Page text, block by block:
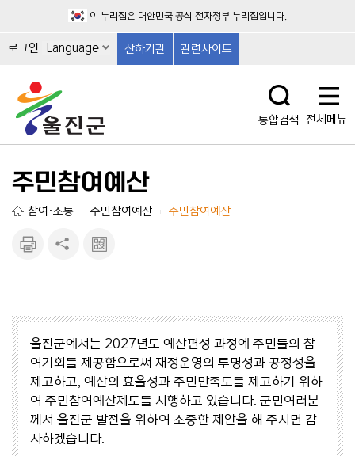
이 누리집은 대한민국 공식 전자정부 누리집입니다.
로그인 Language 산하기관 관련사이트
통합검색 전체메뉴
주민참여예산
참여·소통 주민참여예산 주민참여예산
기
기
크 보
울진군에서는 2027년도 예산편성 과정에 주민들의 참
여기회를 제공함으로써 재정운영의 투명성과 공정성을
제고하고, 예산의 효율성과 주민만족도를 제고하기 위하
여 주민참여예산제도를 시행하고 있습니다. 군민여러분
께서 울진군 발전을 위하여 소중한 제안을 해 주시면 감
사하겠습니다.